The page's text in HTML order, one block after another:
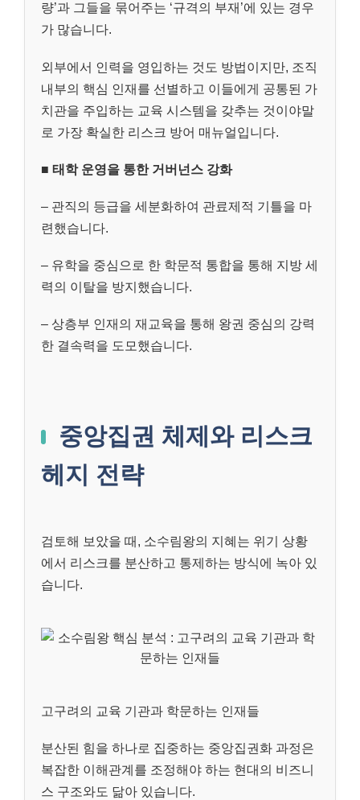
량’과 그들을 묶어주는 ‘규격의 부재’에 있는 경우
가 많습니다.
외부에서 인력을 영입하는 것도 방법이지만, 조직
내부의 핵심 인재를 선별하고 이들에게 공통된 가
치관을 주입하는 교육 시스템을 갖추는 것이야말
로 가장 확실한 리스크 방어 매뉴얼입니다.
■ 태학 운영을 통한 거버넌스 강화
– 관직의 등급을 세분화하여 관료제적 기틀을 마
련했습니다.
– 유학을 중심으로 한 학문적 통합을 통해 지방 세
력의 이탈을 방지했습니다.
– 상층부 인재의 재교육을 통해 왕권 중심의 강력
한 결속력을 도모했습니다.
중앙집권 체제와 리스크
헤지 전략
검토해 보았을 때, 소수림왕의 지혜는 위기 상황
에서 리스크를 분산하고 통제하는 방식에 녹아 있
습니다.
고구려의 교육 기관과 학문하는 인재들
분산된 힘을 하나로 집중하는 중앙집권화 과정은
복잡한 이해관계를 조정해야 하는 현대의 비즈니
스 구조와도 닮아 있습니다.